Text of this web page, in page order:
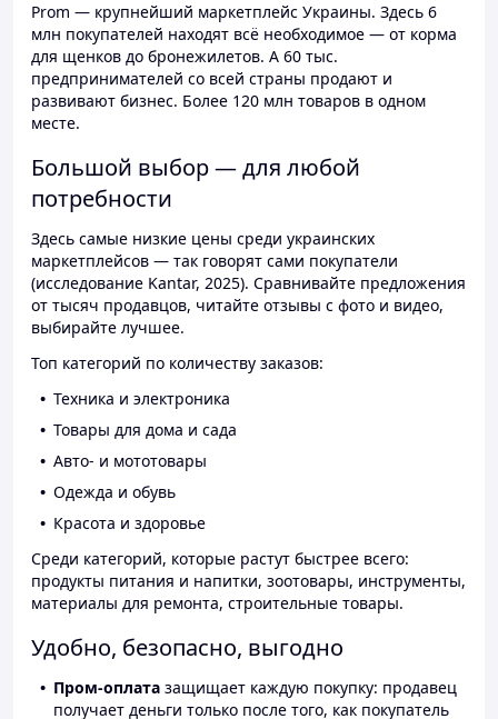
Prom — крупнейший маркетплейс Украины. Здесь 6
млн покупателей находят всё необходимое — от корма
для щенков до бронежилетов. А 60 тыс.
предпринимателей со всей страны продают и
развивают бизнес. Более 120 млн товаров в одном
месте.
Большой выбор — для любой
потребности
Здесь самые низкие цены среди украинских
маркетплейсов — так говорят сами покупатели
(исследование Kantar, 2025). Сравнивайте предложения
от тысяч продавцов, читайте отзывы с фото и видео,
выбирайте лучшее.
Топ категорий по количеству заказов:
Техника и электроника
Товары для дома и сада
Авто- и мототовары
Одежда и обувь
Красота и здоровье
Среди категорий, которые растут быстрее всего:
продукты питания и напитки, зоотовары, инструменты,
материалы для ремонта, строительные товары.
Удобно, безопасно, выгодно
Пром-оплата защищает каждую покупку: продавец
получает деньги только после того, как покупатель